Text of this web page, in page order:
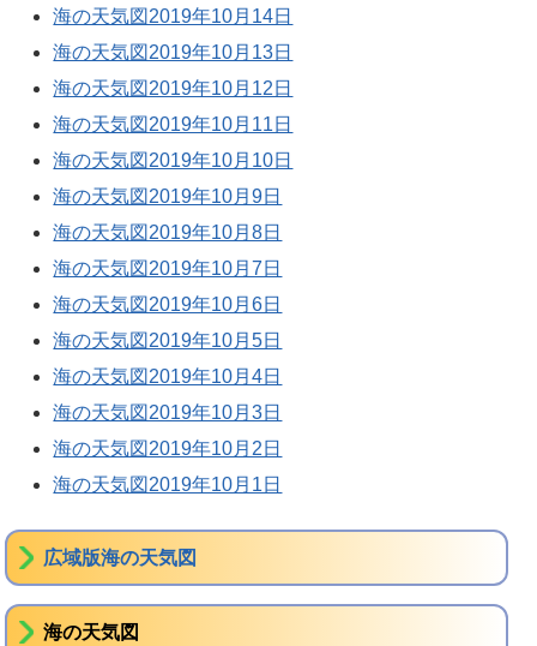
海の天気図2019年10月14日
海の天気図2019年10月13日
海の天気図2019年10月12日
海の天気図2019年10月11日
海の天気図2019年10月10日
海の天気図2019年10月9日
海の天気図2019年10月8日
海の天気図2019年10月7日
海の天気図2019年10月6日
海の天気図2019年10月5日
海の天気図2019年10月4日
海の天気図2019年10月3日
海の天気図2019年10月2日
海の天気図2019年10月1日
広域版海の天気図
海の天気図